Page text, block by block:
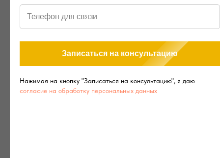
Записаться на консультацию
Нажимая на кнопку "Записаться на консультацию", я даю
согласие на обработку персональных данных